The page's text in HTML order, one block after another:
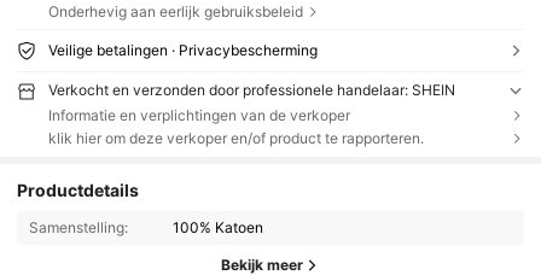
Onderhevig aan eerlijk gebruiksbeleid
Veilige betalingen · Privacybescherming
Verkocht en verzonden door professionele handelaar: SHEIN
Informatie en verplichtingen van de verkoper
klik hier om deze verkoper en/of product te rapporteren.
Productdetails
Samenstelling: 100% Katoen
Bekijk meer